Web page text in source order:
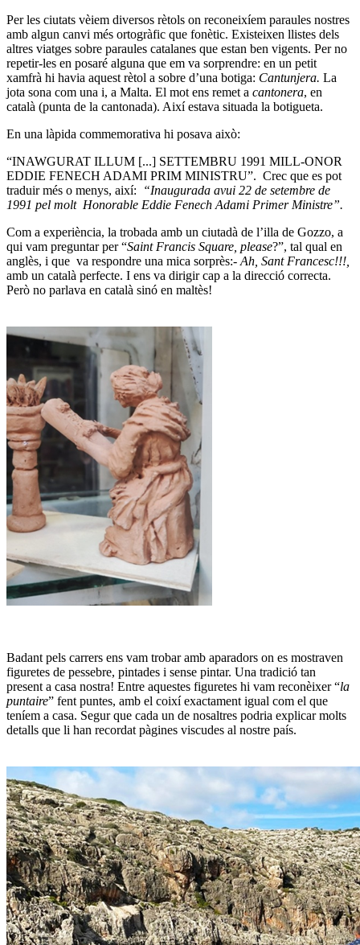
Per les ciutats vèiem diversos rètols on reconeixíem paraules nostres
amb algun canvi més ortogràfic que fonètic. Existeixen llistes dels
altres viatges sobre paraules catalanes que estan ben vigents. Per no
repetir-les en posaré alguna que em va sorprendre: en un petit
xamfrà hi havia aquest rètol a sobre d’una botiga: Cantunjera. La
jota sona com una i, a Malta. El mot ens remet a cantonera, en
català (punta de la cantonada). Així estava situada la botigueta.
En una làpida commemorativa hi posava això:
“INAWGURAT ILLUM [...] SETTEMBRU 1991 MILL-ONOR
EDDIE FENECH ADAMI PRIM MINISTRU”. Crec que es pot
traduir més o menys, així:
“Inaugurada avui 22 de setembre de
1991 pel molt Honorable Eddie Fenech Adami Primer Ministre”.
Com a experiència, la trobada amb un ciutadà de l’illa de Gozzo, a
qui vam preguntar per “Saint Francis Square, please?”, tal qual en
anglès, i que va respondre una mica sorprès:- Ah, Sant Francesc!!!,
amb un català perfecte. I ens va dirigir cap a la direcció correcta.
Però no parlava en català sinó en maltès!
Badant pels carrers ens vam trobar amb aparadors on es mostraven
figuretes de pessebre, pintades i sense pintar. Una tradició tan
present a casa nostra! Entre aquestes figuretes hi vam reconèixer “la
puntaire” fent puntes, amb el coixí exactament igual com el que
teníem a casa. Segur que cada un de nosaltres podria explicar molts
detalls que li han recordat pàgines viscudes al nostre país.